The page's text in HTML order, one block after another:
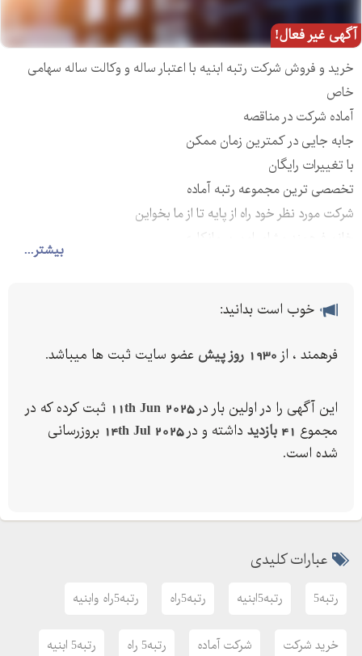
آگهی غیر فعال!
بیشتر...
خرید و فروش شرکت رتبه ابنیه با اعتبار ساله و وکالت ساله سهامی
خاص
آماده شرکت در مناقصه
جابه جایی در کمترین زمان ممکن
با تغییرات رایگان
تخصصی ترین مجموعه رتبه آماده
شرکت مورد نظر خود راه از پایه تا از ما بخواین
خانم فرهمند مشاور امور پیمانکاری
خوب است بدانید:
فرهمند ، از 1930 روز پیش عضو سایت ثبت ها میباشد.
این آگهی را در اولین بار در11th Jun 2025 ثبت کرده که در
مجموع 41 بازدید داشته و در14th Jul 2025 بروزرسانی
شده است.
عبارات کلیدی
رتبه5 رتبه5ابنیه رتبه5راه رتبه5راه وابنیه
خرید شرکت شرکت آماده رتبه5 راه رتبه5 ابنیه